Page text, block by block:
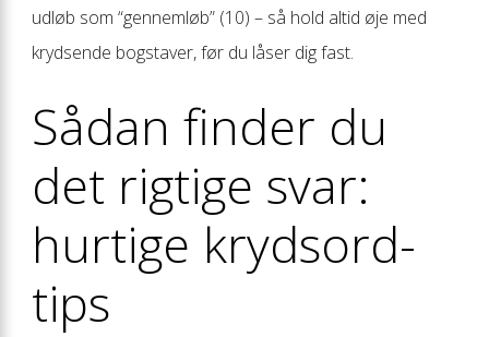
udløb som “gennemløb” (10) – så hold altid øje med
krydsende bogstaver, før du låser dig fast.
Sådan finder du
det rigtige svar:
hurtige krydsord-
tips